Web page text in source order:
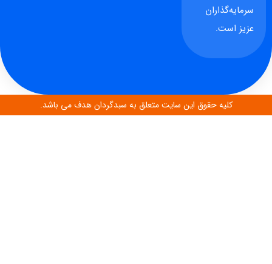
سرمایه‌گذاران
عزیز است.
کلیه حقوق این سایت متعلق به سبدگردان هدف می باشد.